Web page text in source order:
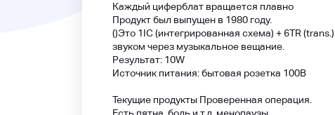
Каждый циферблат вращается плавно
Продукт был выпущен в 1980 году.
()Это 1IC (интегрированная схема) + 6TR
звуком через музыкальное вещание.
Результат: 10W
Источник питания: бытовая розетка 100В
Текущие продукты Проверенная операция.